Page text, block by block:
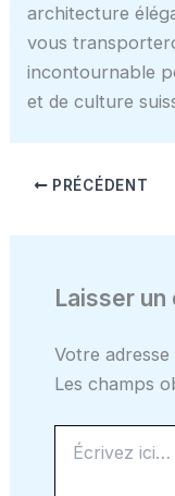
architecture
vous
incontournable
et de culture
PRÉCÉDENT
Laisser
Votre
Les champs
ici…